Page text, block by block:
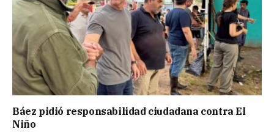
Báez pidió responsabilidad ciudadana contra El
Niño